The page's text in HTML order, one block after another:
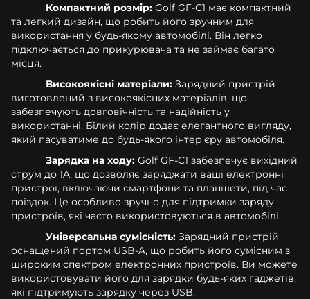
Компактний розмір: Golf GF-C1 має компактний
та легкий дизайн, що робить його зручним для
використання у будь-якому автомобілі. Він легко
підключається до прикурювача та не займає багато
місця.
Високоякісні матеріали: Зарядний пристрій
виготовлений з високоякісних матеріалів, що
забезпечують довговічність та надійність у
використанні. Білий колір додає елегантного вигляду,
який пасуватиме до будь-якого інтер'єру автомобіля.
Зарядка на ходу: Golf GF-C1 забезпечує вихідний
струм до 1A, що дозволяє заряджати ваші електронні
пристрої, включаючи смартфони та планшети, під час
поїздок. Це особливо зручно для підтримки заряду
пристроїв, які часто використовуються в автомобілі.
Універсальна сумісність: Зарядний пристрій
оснащений портом USB-A, що робить його сумісним з
широким спектром електронних пристроїв. Ви можете
використовувати його для зарядки будь-яких гаджетів,
які підтримують зарядку через USB.